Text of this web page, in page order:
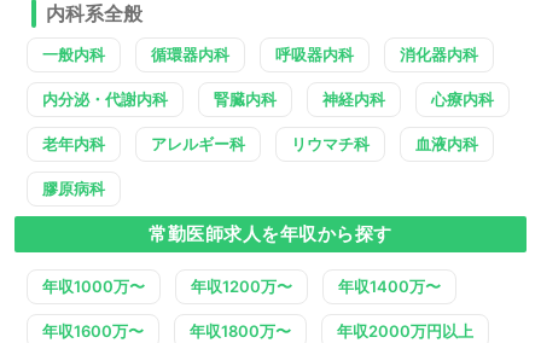
内科系全般
一般内科 循環器内科 呼吸器内科 消化器内科
内分泌・代謝内科 腎臓内科 神経内科 心療内科
老年内科 アレルギー科 リウマチ科 血液内科
膠原病科
常勤医師求人を年収から探す
年収1000万〜 年収1200万〜 年収1400万〜
年収1600万〜 年収1800万〜 年収2000万円以上